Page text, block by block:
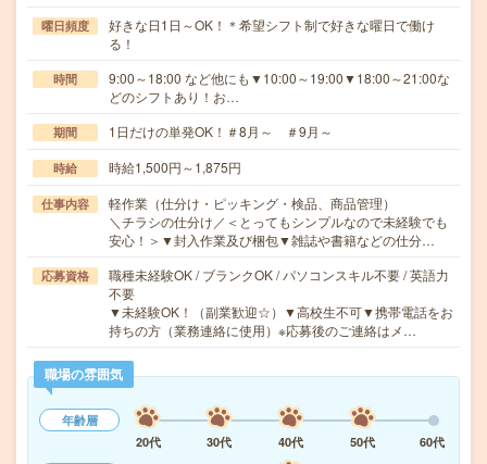
曜日頻度
好きな日1日～OK！＊希望シフト制で好きな曜日で働け
る！
時間
9:00～18:00 など他にも▼10:00～19:00▼18:00～21:00な
どのシフトあり！お…
期間 1日だけの単発OK！＃8月～ ＃9月～
時給 時給1,500円～1,875円
仕事内容
軽作業（仕分け・ピッキング・検品、商品管理）
＼チラシの仕分け／＜とってもシンプルなので未経験でも
安心！＞▼封入作業及び梱包▼雑誌や書籍などの仕分…
応募資格
職種未経験OK / ブランクOK / パソコンスキル不要 / 英語力
不要
▼未経験OK！（副業歓迎☆）▼高校生不可▼携帯電話をお
持ちの方（業務連絡に使用）※応募後のご連絡はメ…
職場の雰囲気
年齢層
20代
30代 40代 50代
60代